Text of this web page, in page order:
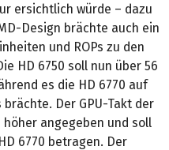
ersichtlich würde – dazu
Design brächte auch ein
und ROPs zu den
HD 6750 soll nun über 56
es die HD 6770 auf
brächte. Der GPU-Takt der
angegeben und soll
6770 betragen. Der